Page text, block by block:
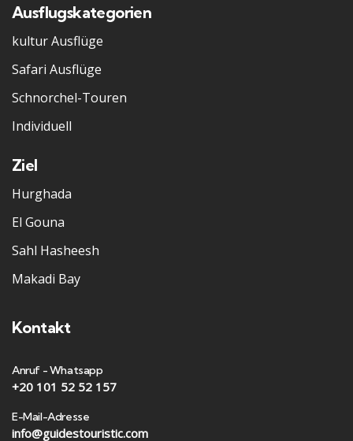
Ausflugskategorien
kultur Ausflüge
Safari Ausflüge
Schnorchel-Touren
Individuell
Ziel
Hurghada
El Gouna
Sahl Hasheesh
Makadi Bay
Kontakt
Anruf - Whatsapp
+20 101 52 52 157
E-Mail-Adresse
info@guidestouristic.com